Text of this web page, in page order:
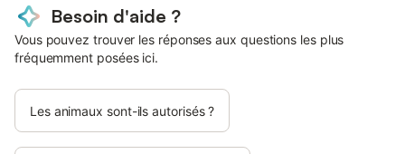
Besoin d'aide ?
Vous pouvez trouver les réponses aux questions les plus
fréquemment posées ici.
Les animaux sont-ils autorisés ?